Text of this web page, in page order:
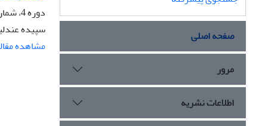
دوره 4، شماره 3 و 4، زمستان 1377، صفحه
سپیده
مشاهده
صفحه اصلی
مرور
اطلاعات نشریه